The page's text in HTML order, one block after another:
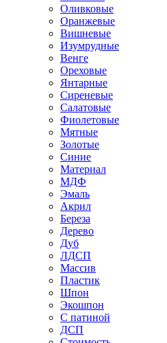
Оливковые
Оранжевые
Вишневые
Изумрудные
Венге
Ореховые
Янтарные
Сиреневые
Салатовые
Фиолетовые
Мятные
Золотые
Синие
Материал
МДФ
Эмаль
Акрил
Береза
Дерево
Дуб
ЛДСП
Массив
Пластик
Шпон
Экошпон
С патиной
ДСП